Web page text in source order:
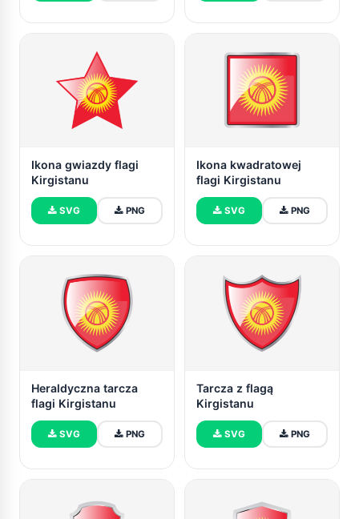
Ikona gwiazdy flagi
Kirgistanu
SVG PNG
Ikona kwadratowej
flagi Kirgistanu
SVG PNG
Heraldyczna tarcza
flagi Kirgistanu
SVG PNG
Tarcza z flagą
Kirgistanu
SVG PNG